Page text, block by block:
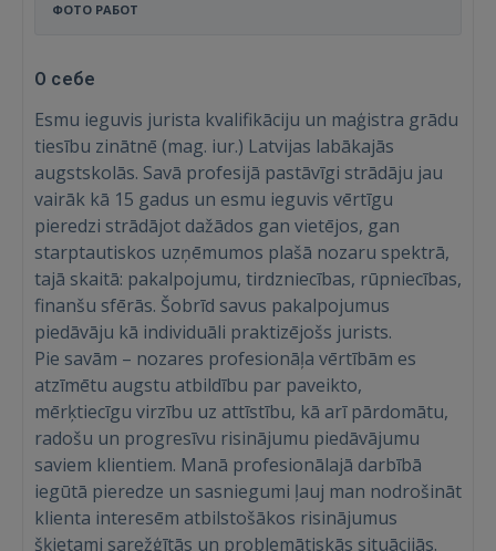
Войти
ФОТО РАБОТ
О себе
Esmu ieguvis jurista kvalifikāciju un maģistra grādu
tiesību zinātnē (mag. iur.) Latvijas labākajās
augstskolās. Savā profesijā pastāvīgi strādāju jau
vairāk kā 15 gadus un esmu ieguvis vērtīgu
pieredzi strādājot dažādos gan vietējos, gan
starptautiskos uzņēmumos plašā nozaru spektrā,
tajā skaitā: pakalpojumu, tirdzniecības, rūpniecības,
finanšu sfērās. Šobrīd savus pakalpojumus
piedāvāju kā individuāli praktizējošs jurists.
Pie savām – nozares profesionāļa vērtībām es
atzīmētu augstu atbildību par paveikto,
mērķtiecīgu virzību uz attīstību, kā arī pārdomātu,
radošu un progresīvu risinājumu piedāvājumu
saviem klientiem. Manā profesionālajā darbībā
iegūtā pieredze un sasniegumi ļauj man nodrošināt
klienta interesēm atbilstošākos risinājumus
šķietami sarežģītās un problemātiskās situācijās.